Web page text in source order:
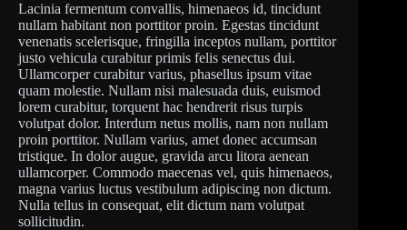
Lacinia fermentum convallis, himenaeos id, tincidunt
nullam habitant non porttitor proin. Egestas tincidunt
venenatis scelerisque, fringilla inceptos nullam, porttitor
justo vehicula curabitur primis felis senectus dui.
Ullamcorper curabitur varius, phasellus ipsum vitae
quam molestie. Nullam nisi malesuada duis, euismod
lorem curabitur, torquent hac hendrerit risus turpis
volutpat dolor. Interdum netus mollis, nam non nullam
proin porttitor. Nullam varius, amet donec accumsan
tristique. In dolor augue, gravida arcu litora aenean
ullamcorper. Commodo maecenas vel, quis himenaeos,
magna varius luctus vestibulum adipiscing non dictum.
Nulla tellus in consequat, elit dictum nam volutpat
sollicitudin.